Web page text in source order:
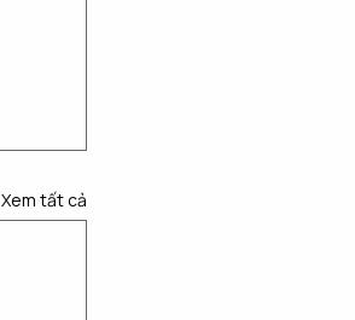
Xem tất cả